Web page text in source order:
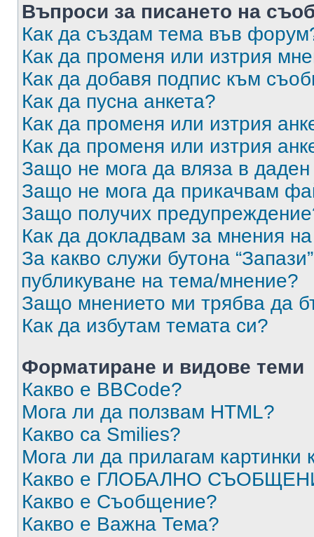
Въпроси за писането на
Как да създам тема във
Как да променя или изтрия
Как да добавя подпис към
Как да пусна анкета?
Как да променя или изтрия
Как да променя или изтрия
Защо не мога да вляза в
Защо не мога да прикачвам
Защо получих
Как да докладвам за мнения
За какво служи бутона
публикуване на тема/мнение?
Защо мнението ми трябва да
Как да избутам темата си?
Форматиране и видове теми
Какво е BBCode?
Мога ли да ползвам HTML?
Какво са Smilies?
Мога ли да прилагам
Какво е ГЛОБАЛНО
Какво е Съобщение?
Какво е Важна Тема?